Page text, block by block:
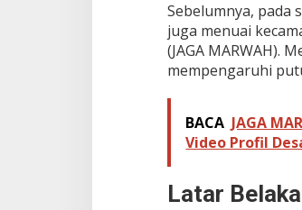
Sebelumnya, pada
juga menuai
(JAGA MARWAH).
mempengaruhi
BACA JAGA
Video Profil
Latar